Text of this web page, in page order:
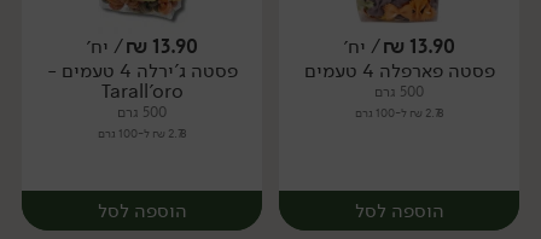
יח׳ יח׳
13.90
₪/ יח׳
פסטה פארפלה 4 טעמים
500 גרם
2.78 ₪ ל-100 גרם
הוספה לסל
13.90
₪/ יח׳
פסטה ג'ירלה 4 טעמים -
Tarall'oro
500 גרם
2.78 ₪ ל-100 גרם
הוספה לסל